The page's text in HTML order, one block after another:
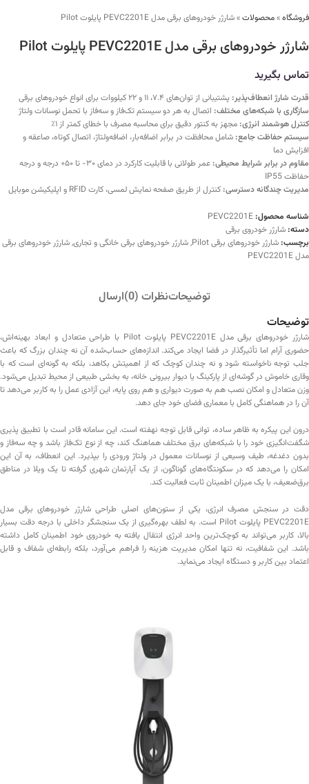
فروشگاه»محصولات»شارژر خودروهای برقی مدل PEVC2201E پایلوت Pilot
شارژر خودروهای برقی مدل PEVC2201E پایلوت Pilot
تماس بگیرید
قدرت شارژ انعطاف‌پذیر: پشتیبانی از توان‌های ۷.۴، ۱۱ و ۲۲ کیلووات برای انواع خودروهای برقی
سازگاری با شبکه‌های مختلف: اتصال به هر دو سیستم تک‌فاز و سه‌فاز با تحمل نوسانات ولتاژ
کنترل هوشمند انرژی: مجهز به کنتور دقیق برای محاسبه مصرف با خطای کمتر از ۱٪
سیستم حفاظت جامع: شامل محافظت در برابر اضافه‌بار، اضافه‌ولتاژ، اتصال کوتاه، صاعقه و
افزایش دما
مقاوم در برابر شرایط محیطی:
عمر طولانی با قابلیت کارکرد در دمای ۳۰- تا ۵۰+ درجه و درجه
حفاظت IP55
مدیریت چندگانه دسترسی: کنترل از طریق صفحه نمایش لمسی، کارت RFID و اپلیکیشن موبایل
شناسه محصول:PEVC2201E
دسته:شارژر خودروی برقی
برچسب:شارژر خودروهای برقی Pilot ,شارژر خودروهای برقی خانگی و تجاری,شارژر خودروهای برقی
مدل PEVC2201E
توضیحاتنظرات (0)
ارسال
توضیحات
شارژر خودروهای برقی مدل PEVC2201E پایلوت Pilot با طراحی متعادل و ابعاد بهینه‌اش،
حضوری آرام اما تأثیرگذار در فضا ایجاد می‌کند. اندازه‌های حساب‌شده آن نه چندان بزرگ که باعث
جلب توجه ناخواسته شود و نه چندان کوچک که از اهمیتش بکاهد، بلکه به گونه‌ای است که با
وقاری خاموش در گوشه‌ای از پارکینگ یا دیوار بیرونی خانه، به بخشی طبیعی از محیط تبدیل می‌شود.
وزن متعادل و امکان نصب هم به صورت دیواری و هم روی پایه، این آزادی عمل را به کاربر می‌دهد تا
آن را در هماهنگی کامل با معماری فضای خود جای دهد.
درون این پیکره به ظاهر ساده، توانی قابل توجه نهفته است. این سامانه قادر است با تطبیق پذیری
شگفت‌انگیزی خود را با شبکه‌های برق مختلف هماهنگ کند، چه از نوع تک‌فاز باشد و چه سه‌فاز و
بدون دغدغه، طیف وسیعی از نوسانات معمول در ولتاژ ورودی را بپذیرد. این انعطاف، به آن این
امکان را می‌دهد که در سکونتگاه‌های گوناگون، از یک آپارتمان شهری گرفته تا یک ویلا در مناطق
برق‌ضعیف، با یک میزان اطمینان ثابت فعالیت کند.
دقت در سنجش مصرف انرژی، یکی از ستون‌های اصلی طراحی شارژر خودروهای برقی مدل
PEVC2201E پایلوت Pilot است. به لطف بهره‌گیری از یک سنجشگر داخلی با درجه دقت بسیار
بالا، کاربر می‌تواند به کوچک‌ترین واحد انرژی انتقال یافته به خودروی خود اطمینان کامل داشته
باشد. این شفافیت، نه تنها امکان مدیریت هزینه را فراهم می‌آورد، بلکه رابطه‌ای شفاف و قابل
اعتماد بین کاربر و دستگاه ایجاد می‌نماید.